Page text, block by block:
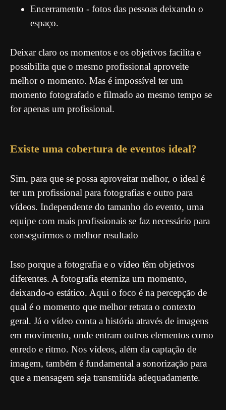
Encerramento - fotos das pessoas deixando o
espaço.
Deixar claro os momentos e os objetivos facilita e
possibilita que o mesmo profissional aproveite
melhor o momento. Mas é impossível ter um
momento fotografado e filmado ao mesmo tempo se
for apenas um profissional.
Existe uma cobertura de eventos ideal?
Sim, para que se possa aproveitar melhor, o ideal é
ter um profissional para fotografias e outro para
vídeos. Independente do tamanho do evento, uma
equipe com mais profissionais se faz necessário para
conseguirmos o melhor resultado
Isso porque a fotografia e o vídeo têm objetivos
diferentes. A fotografia eterniza um momento,
deixando-o estático. Aqui o foco é na percepção de
qual é o momento que melhor retrata o contexto
geral. Já o vídeo conta a história através de imagens
em movimento, onde entram outros elementos como
enredo e ritmo. Nos vídeos, além da captação de
imagem, também é fundamental a sonorização para
que a mensagem seja transmitida adequadamente.